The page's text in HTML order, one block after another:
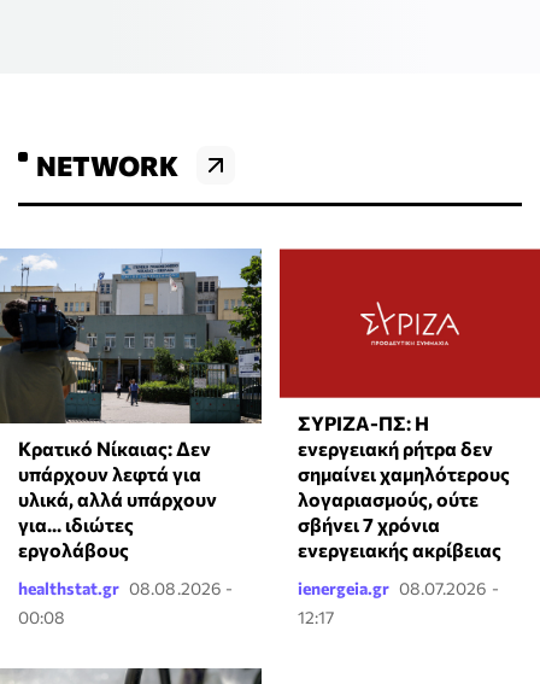
NETWORK
Κρατικό Νίκαιας: Δεν
υπάρχουν λεφτά για
υλικά, αλλά υπάρχουν
για... ιδιώτες
εργολάβους
healthstat.gr 08.08.2026 -
00:08
ΣΥΡΙΖΑ-ΠΣ: Η
ενεργειακή ρήτρα δεν
σημαίνει χαμηλότερους
λογαριασμούς, ούτε
σβήνει 7 χρόνια
ενεργειακής ακρίβειας
ienergeia.gr 08.07.2026 -
12:17